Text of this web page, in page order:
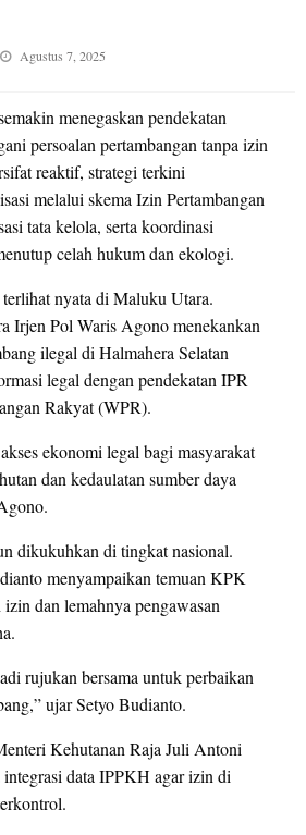
Posted
Agustus 7, 2025
menegaskan pendekatan
persoalan pertambangan tanpa izin
reaktif, strategi terkini
melalui skema Izin Pertambangan
tata kelola, serta koordinasi
celah hukum dan ekologi.
nyata di Maluku Utara.
Irjen Pol Waris Agono menekankan
ilegal di Halmahera Selatan
legal dengan pendekatan IPR
Rakyat (WPR).
ekonomi legal bagi masyarakat
dan kedaulatan sumber daya
dikukuhkan di tingkat nasional.
menyampaikan temuan KPK
dan lemahnya pengawasan
rujukan bersama untuk perbaikan
ujar Setyo Budianto.
Kehutanan Raja Juli Antoni
data IPPKH agar izin di